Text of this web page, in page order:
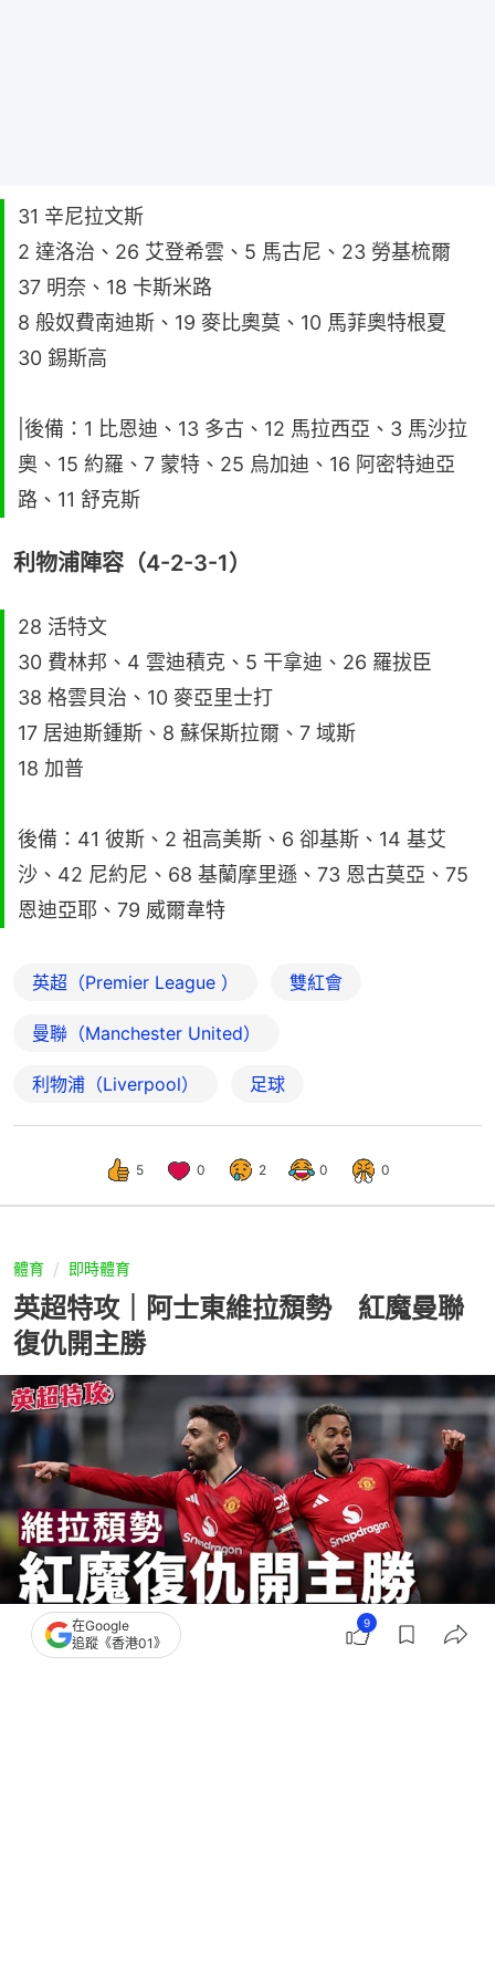
31 辛尼拉文斯
2 達洛治、26 艾登希雲、5 馬古尼、23 勞基梳爾
37 明奈、18 卡斯米路
8 般奴費南迪斯、19 麥比奧莫、10 馬菲奧特根夏
30 錫斯高
|後備：1 比恩迪、13 多古、12 馬拉西亞、3 馬沙拉
奧、15 約羅、7 蒙特、25 烏加迪、16 阿密特迪亞
路、11 舒克斯
利物浦陣容（4-2-3-1）
28 活特文
30 費林邦、4 雲迪積克、5 干拿迪、26 羅拔臣
38 格雲貝治、10 麥亞里士打
17 居迪斯鍾斯、8 蘇保斯拉爾、7 域斯
18 加普
後備：41 彼斯、2 祖高美斯、6 卻基斯、14 基艾
沙、42 尼約尼、68 基蘭摩里遜、73 恩古莫亞、75
恩迪亞耶、79 威爾韋特
英超（Premier League ） 雙紅會
曼聯（Manchester United）
利物浦（Liverpool） 足球
5 0 2 0 0
體育 即時體育
英超特攻｜阿士東維拉頹勢 紅魔曼聯
復仇開主勝
撰文：威廉神
在Google
追蹤《香港01》
9